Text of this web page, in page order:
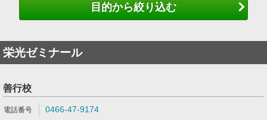
目的から絞り込む
栄光ゼミナール
善行校
0466-47-9174